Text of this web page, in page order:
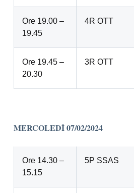
Ore 19.00 –
19.45
4R OTT
Ore 19.45 –
20.30
3R OTT
MERCOLEDÌ 07/02/2024
Ore 14.30 –
15.15
5P SSAS